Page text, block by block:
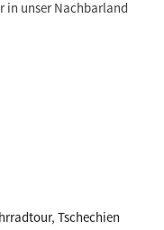
in unser Nachbarland
, Tschechien